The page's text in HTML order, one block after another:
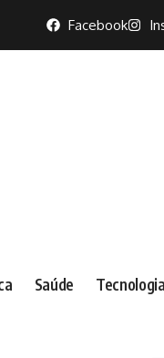
Facebook
Saúde Tecnologia